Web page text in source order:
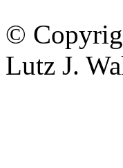
©
Lutz J.